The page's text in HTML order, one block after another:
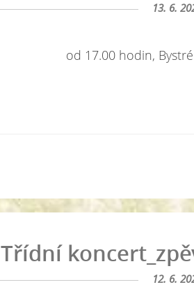
13. 6.
od 17.00 hodin,
Třídní
12. 6.